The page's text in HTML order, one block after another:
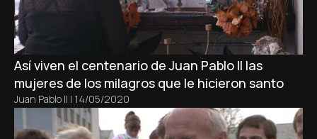
Así viven el centenario de Juan Pablo II las
mujeres de los milagros que le hicieron santo
Juan Pablo II | 14/05/2020